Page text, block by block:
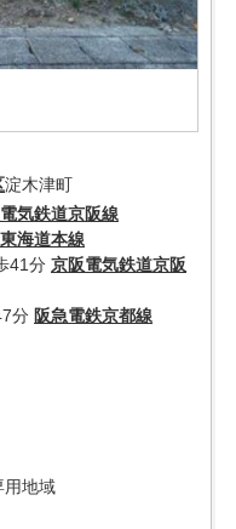
淀木津町
気鉄道京阪線
東海道本線
41分 京阪電気鉄道京阪
分 阪急電鉄京都線
用地域